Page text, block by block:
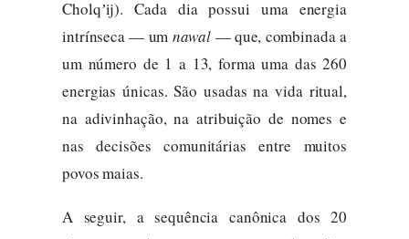
Cholqʼij). Cada dia possui uma energia
intrínseca — um nawal — que, combinada a
um número de 1 a 13, forma uma das 260
energias únicas. São usadas na vida ritual,
na adivinhação, na atribuição de nomes e
nas decisões comunitárias entre muitos
povos maias.
A seguir, a sequência canônica dos 20